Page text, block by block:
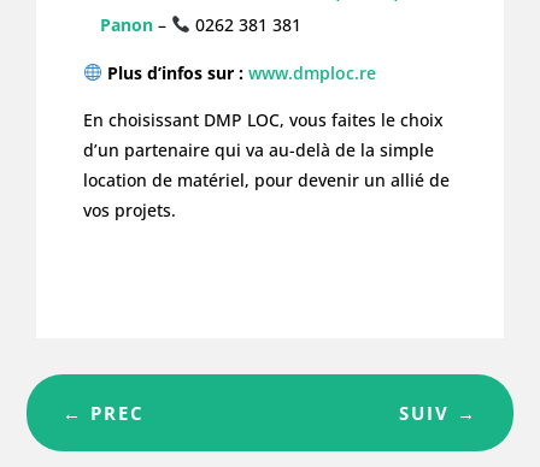
Panon– 0262 381 381
Plus d’infos sur : www.dmploc.re
En choisissant DMP LOC, vous faites le choix
d’un partenaire qui va au-delà de la simple
location de matériel, pour devenir un allié de
vos projets.
← PREC SUIV →